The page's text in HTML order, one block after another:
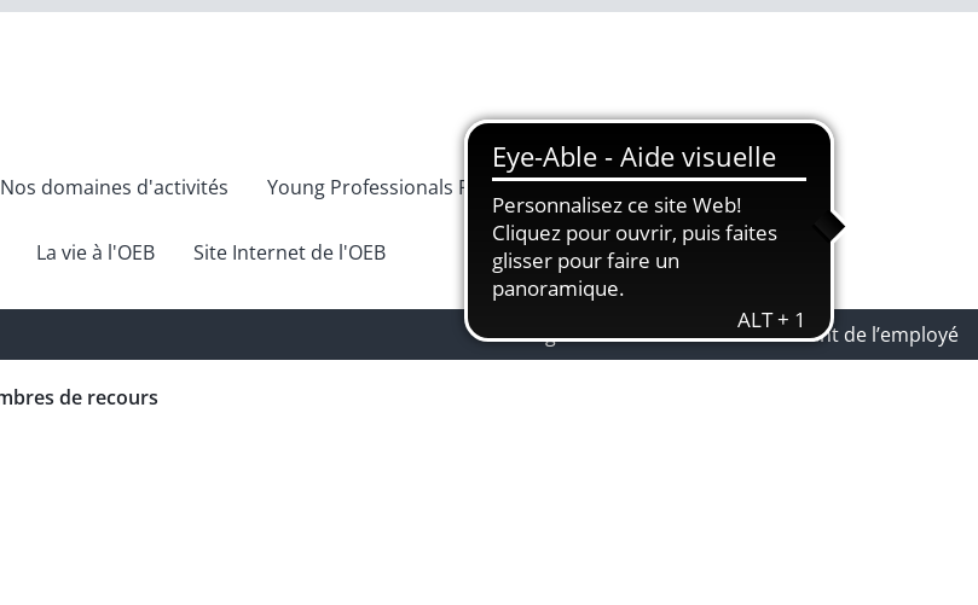
Nos domaines d'activités Young Professionals Programme Recrutement à l'OEB
La vie à l'OEB Site Internet de l'OEB
Langue Se connecter Identifiant de l’employé
de recours